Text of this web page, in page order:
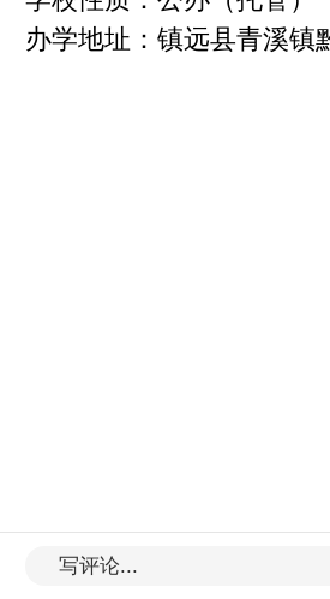
办学地址：镇远县青溪镇
学校简介：镇远其中等职
写评论...